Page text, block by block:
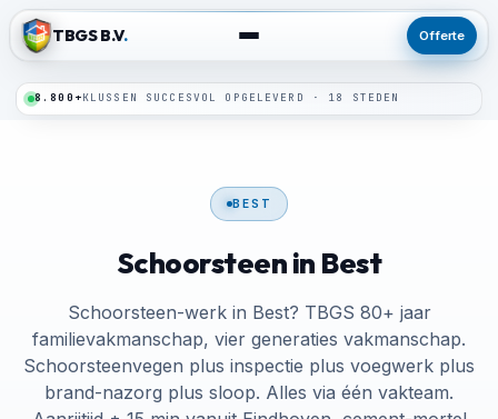
TBGS B.V. Offerte
24/7 SPOEDLIJN · BINNEN 24 UUR TER PLAATSE
BEST
Schoorsteen in Best
Schoorsteen-werk in Best? TBGS 80+ jaar
familievakmanschap, vier generaties vakmanschap.
Schoorsteenvegen plus inspectie plus voegwerk plus
brand-nazorg plus sloop. Alles via één vakteam.